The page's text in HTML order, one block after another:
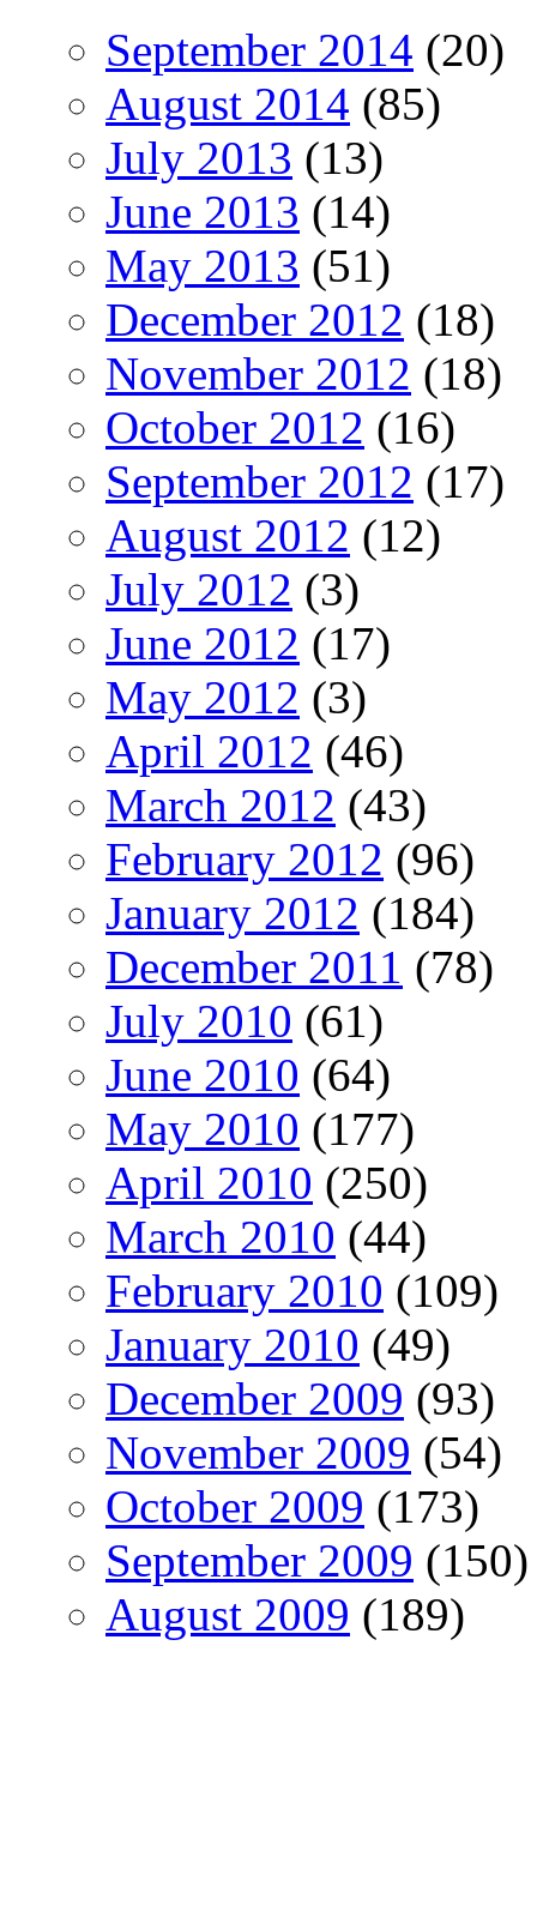
September 2014 (20)
August 2014 (85)
July 2013 (13)
June 2013 (14)
May 2013 (51)
December 2012 (18)
November 2012 (18)
October 2012 (16)
September 2012 (17)
August 2012 (12)
July 2012 (3)
June 2012 (17)
May 2012 (3)
April 2012 (46)
March 2012 (43)
February 2012 (96)
January 2012 (184)
December 2011 (78)
July 2010 (61)
June 2010 (64)
May 2010 (177)
April 2010 (250)
March 2010 (44)
February 2010 (109)
January 2010 (49)
December 2009 (93)
November 2009 (54)
October 2009 (173)
September 2009 (150)
August 2009 (189)